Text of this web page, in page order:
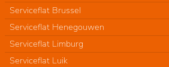
Serviceflat Brussel
Serviceflat Henegouwen
Serviceflat Limburg
Serviceflat Luik